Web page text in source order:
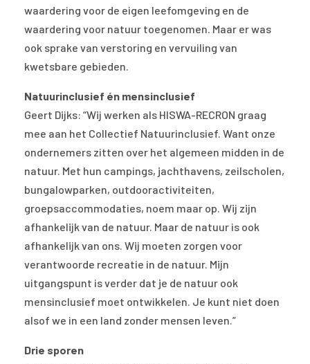
waardering voor de eigen leefomgeving en de
waardering voor natuur toegenomen. Maar er was
ook sprake van verstoring en vervuiling van
kwetsbare gebieden.
Natuurinclusief én mensinclusief
Geert Dijks: “Wij werken als HISWA-RECRON graag
mee aan het Collectief Natuurinclusief. Want onze
ondernemers zitten over het algemeen midden in de
natuur. Met hun campings, jachthavens, zeilscholen,
bungalowparken, outdooractiviteiten,
groepsaccommodaties, noem maar op. Wij zijn
afhankelijk van de natuur. Maar de natuur is ook
afhankelijk van ons. Wij moeten zorgen voor
verantwoorde recreatie in de natuur. Mijn
uitgangspunt is verder dat je de natuur ook
mensinclusief moet ontwikkelen. Je kunt niet doen
alsof we in een land zonder mensen leven.”
Drie sporen